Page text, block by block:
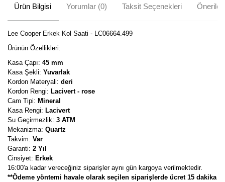
Ürün Bilgisi Yorumlar (0) Taksit Seçenekleri
Lee Cooper Erkek Kol Saati - LC06664.499
Ürünün Özellikleri:
Kasa Çapı: 45 mm
Kasa Şekli: Yuvarlak
Kordon Materyali: deri
Kordon Rengi: Lacivert - rose
Cam Tipi: Mineral
Kasa Rengi: Lacivert
Su Geçirmezlik: 3 ATM
Mekanizma: Quartz
Takvim: Var
Garanti: 2 Yıl
Cinsiyet: Erkek
16:00'a kadar vereceğiniz siparişler aynı gün kargoya verilmektedir.
**Ödeme yöntemi havale olarak seçilen siparişlerde ücret 15 dakika